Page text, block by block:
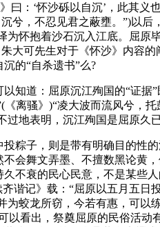
曰：‘怀沙砾以自沉’，此其
兮，不忍见君之蔽壅。”)以
为怀抱着沙石沉入江底。屈
大可先生对于《怀沙》内容
的“自杀遗书”么?
道：屈原沉江殉国的“证据”
离骚》)“凌大波而流风兮，
过地表明，沉江殉国是屈原久
子，则是带有明确目的性的
会舞文弄墨、不擅数黑论黄
不衰的民心民意，不是某些
谐记》载：“屈原以五月五
为蛟龙所窃，今若有惠，可
以看出，祭奠屈原的民俗活